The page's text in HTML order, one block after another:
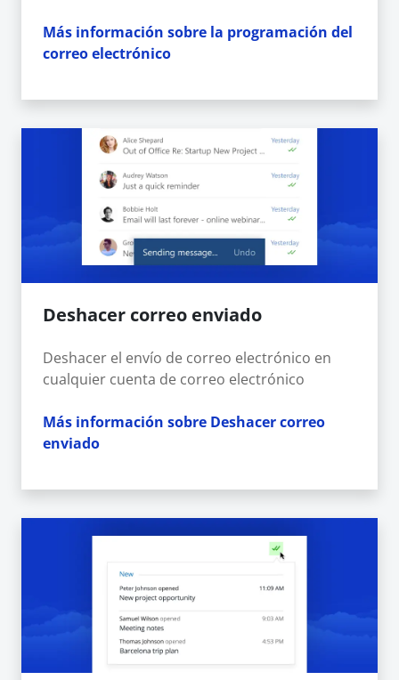
Más información sobre la programación del
correo electrónico
Deshacer correo enviado
Deshacer el envío de correo electrónico en
cualquier cuenta de correo electrónico
Más información sobre Deshacer correo
enviado